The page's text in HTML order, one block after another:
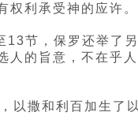
权利承受神的应许。
节，保罗还举了
人的旨意，不在乎
以撒和利百加生了